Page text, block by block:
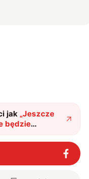
jak „Jeszcze
będzie
lub Chiny"?